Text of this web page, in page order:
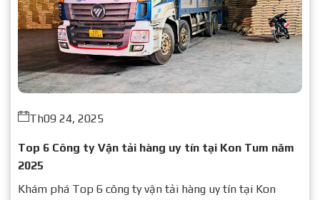
Th09 24, 2025
Top 6 Công ty Vận tải hàng uy tín tại Kon Tum năm
2025
Khám phá Top 6 công ty vận tải hàng uy tín tại Kon